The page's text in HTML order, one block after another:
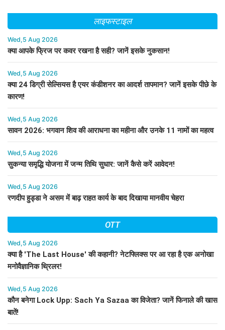
लाइफस्टाइल
Wed,5 Aug 2026
क्या आपके फ्रिज पर कवर रखना है सही? जानें इसके नुकसान!
Wed,5 Aug 2026
क्या 24 डिग्री सेल्सियस है एयर कंडीशनर का आदर्श तापमान? जानें इसके पीछे के
कारण!
Wed,5 Aug 2026
सावन 2026: भगवान शिव की आराधना का महीना और उनके 11 नामों का महत्व
Wed,5 Aug 2026
सुकन्या समृद्धि योजना में जन्म तिथि सुधार: जानें कैसे करें आवेदन!
Wed,5 Aug 2026
रणदीप हुड्डा ने असम में बाढ़ राहत कार्य के बाद दिखाया मानवीय चेहरा
OTT
Wed,5 Aug 2026
क्या है 'The Last House' की कहानी? नेटफ्लिक्स पर आ रहा है एक अनोखा
मनोवैज्ञानिक थ्रिलर!
Wed,5 Aug 2026
कौन बनेगा Lock Upp: Sach Ya Sazaa का विजेता? जानें फिनाले की खास
बातें!